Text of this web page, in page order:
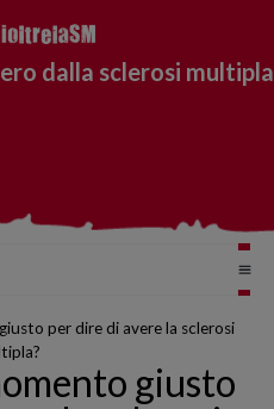
dalla sclerosi multipla
per dire di avere la sclerosi
giusto